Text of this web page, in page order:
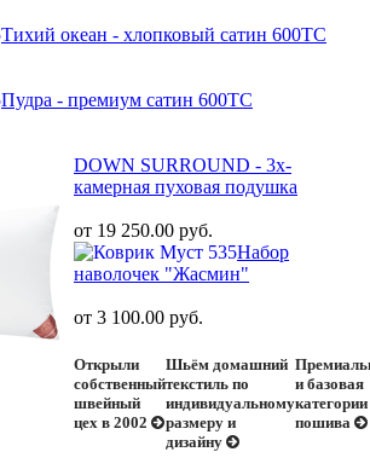
Тихий океан - хлопковый сатин 600ТС
Пудра - премиум сатин 600ТС
DOWN SURROUND - 3х-
камерная пуховая подушка
от 19 250.00 руб.
Набор
наволочек "Жасмин"
от 3 100.00 руб.
Открыли
собственный
швейный
цех в 2002
Шьём домашний
текстиль по
индивидуальному
размеру и
дизайну
и базовая
категории
пошива